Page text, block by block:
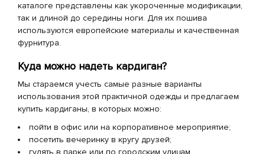
каталоге представлены как укороченные модификации,
так и длиной до середины ноги. Для их пошива
используются европейские материалы и качественная
фурнитура.
Куда можно надеть кардиган?
Мы стараемся учесть самые разные варианты
использования этой практичной одежды и предлагаем
купить кардиганы, в которых можно:
пойти в офис или на корпоративное мероприятие;
посетить вечеринку в кругу друзей;
гулять в парке или по городским улицам.